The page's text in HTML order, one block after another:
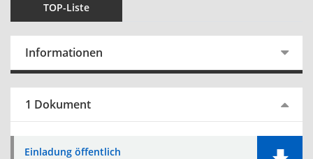
TOP-Liste
Informationen
1 Dokument
Einladung öffentlich